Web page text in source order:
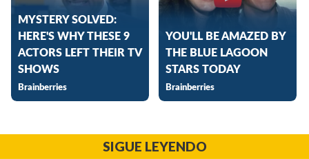
SIGUE LEYENDO